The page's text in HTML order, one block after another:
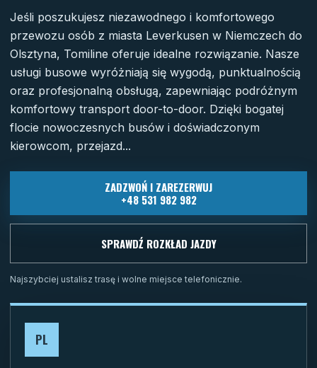
Jeśli poszukujesz niezawodnego i komfortowego
przewozu osób z miasta Leverkusen w Niemczech do
Olsztyna, Tomiline oferuje idealne rozwiązanie. Nasze
usługi busowe wyróżniają się wygodą, punktualnością
oraz profesjonalną obsługą, zapewniając podróżnym
komfortowy transport door-to-door. Dzięki bogatej
flocie nowoczesnych busów i doświadczonym
kierowcom, przejazd...
ZADZWOŃ I ZAREZERWUJ
+48 531 982 982
SPRAWDŹ ROZKŁAD JAZDY
Najszybciej ustalisz trasę i wolne miejsce telefonicznie.
PL